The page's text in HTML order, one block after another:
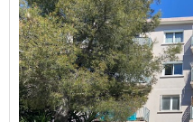
PROVENCE-
ALPES-
COTE-D-
AZUR
VAR
(83)
LA
GARDE
(83130)